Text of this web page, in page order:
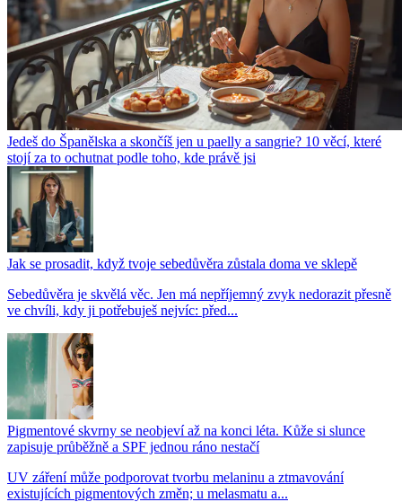
Jedeš do Španělska a skončíš jen u paelly a sangrie? 10 věcí, které
stojí za to ochutnat podle toho, kde právě jsi
Jak se prosadit, když tvoje sebedůvěra zůstala doma ve sklepě
Sebedůvěra je skvělá věc. Jen má nepříjemný zvyk nedorazit přesně
ve chvíli, kdy ji potřebuješ nejvíc: před...
Pigmentové skvrny se neobjeví až na konci léta. Kůže si slunce
zapisuje průběžně a SPF jednou ráno nestačí
UV záření může podporovat tvorbu melaninu a ztmavování
existujících pigmentových změn; u melasmatu a...